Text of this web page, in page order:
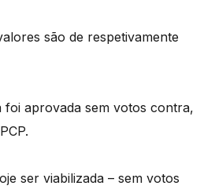
são de respetivamente
foi aprovada sem votos contra,
ser viabilizada – sem votos